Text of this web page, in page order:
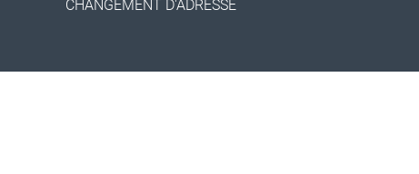
CHANGEMENT D'ADRESSE